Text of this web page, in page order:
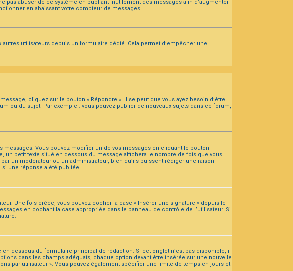
abuser de ce système en publiant inutilement des messages afin d’augmenter
en abaissant votre compteur de messages.
utilisateurs depuis un formulaire dédié. Cela permet d’empêcher une
cliquez sur le bouton « Répondre ». Il se peut que vous ayez besoin d’être
ou du sujet. Par exemple : vous pouvez publier de nouveaux sujets dans ce forum,
Vous pouvez modifier un de vos messages en cliquant le bouton
un petit texte situé en dessous du message affichera le nombre de fois que vous
un modérateur ou un administrateur, bien qu’ils puissent rédiger une raison
une réponse a été publiée.
Une fois créée, vous pouvez cocher la case « Insérer une signature » depuis le
en cochant la case appropriée dans le panneau de contrôle de l’utilisateur. Si
dessous du formulaire principal de rédaction. Si cet onglet n’est pas disponible, il
dans les champs adéquats, chaque option devant être insérée sur une nouvelle
par utilisateur ». Vous pouvez également spécifier une limite de temps en jours et